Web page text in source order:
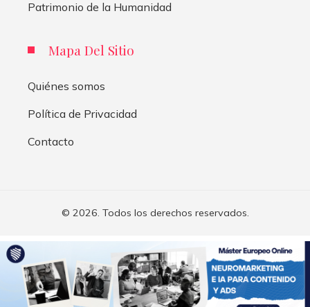
Patrimonio de la Humanidad
Mapa Del Sitio
Quiénes somos
Política de Privacidad
Contacto
© 2026. Todos los derechos reservados.